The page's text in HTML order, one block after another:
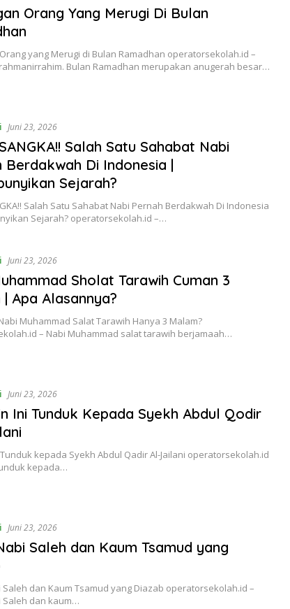
Orang Yang Merugi Di Bulan
yang Merugi di Bulan Ramadhan operatorsekolah.id –
Bulan Ramadhan merupakan anugerah besar…
Juni 23, 2026
Salah Satu Sahabat Nabi
Berdakwah Di Indonesia |
Sejarah?
Salah Satu Sahabat Nabi Pernah Berdakwah Di Indonesia
Sejarah? operatorsekolah.id –…
Juni 23, 2026
Sholat Tarawih Cuman 3
Apa Alasannya?
Muhammad Salat Tarawih Hanya 3 Malam?
– Nabi Muhammad salat tarawih berjamaah…
Juni 23, 2026
Ini Tunduk Kepada Syekh Abdul Qodir
Tunduk kepada Syekh Abdul Qadir Al-Jailani operatorsekolah.id
kepada…
Juni 23, 2026
Saleh dan Kaum Tsamud yang
Saleh dan Kaum Tsamud yang Diazab operatorsekolah.id –
Saleh dan kaum…